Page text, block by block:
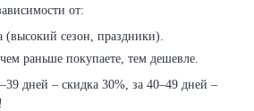
от:
(высокий сезон, праздники).
раньше покупаете, тем дешевле.
дней – скидка 30%, за 40–49 дней –